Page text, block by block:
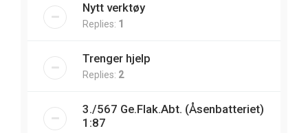
Nytt verktøy
Replies: 1
Trenger hjelp
Replies: 2
3./567 Ge.Flak.Abt. (Åsenbatteriet)
1:87